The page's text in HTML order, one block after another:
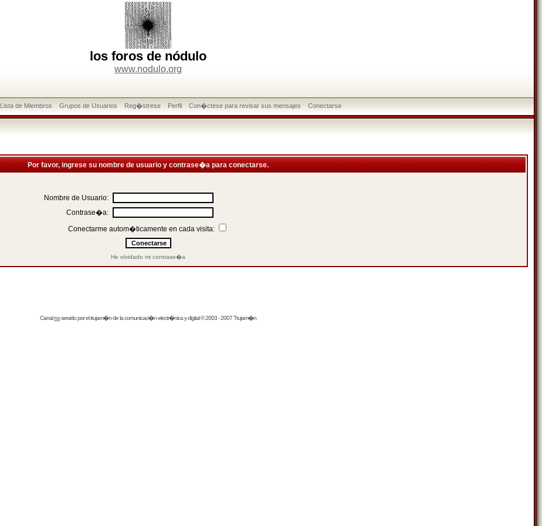
los foros de nódulo
www.nodulo.org
Lista de Miembros Grupos de Usuarios Reg�strese Perfil Con�ctese para revisar sus mensajes Conectarse
Por favor, ingrese su nombre de usuario y contrase�a para conectarse.
Nombre de Usuario:
Contrase�a:
Conectarme autom�ticamente en cada visita:
He olvidado mi contrase�a
Canalrssservido por eltrujam�nde la comunicaci�n electr�nica y digital © 2003 - 2007 Trujam�n